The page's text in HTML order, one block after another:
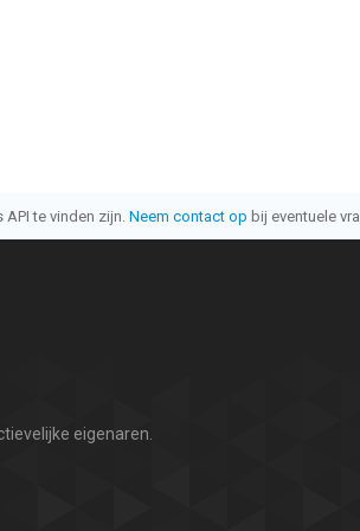
te vinden zijn. Neem contact op bij eventuele
eigenaren.